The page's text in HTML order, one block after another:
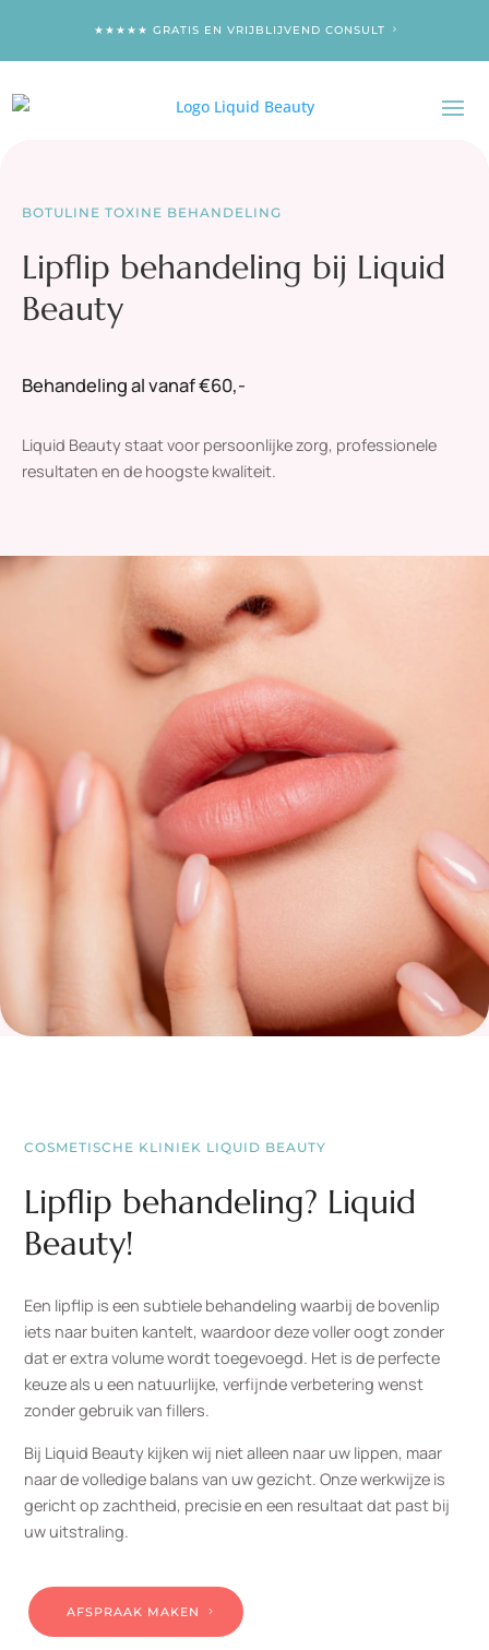
★★★★★ GRATIS EN VRIJBLIJVEND CONSULT
BOTULINE TOXINE BEHANDELING
Lipflip behandeling bij Liquid
Beauty
Behandeling al vanaf €60,-
Liquid Beauty staat voor persoonlijke zorg, professionele
resultaten en de hoogste kwaliteit.
COSMETISCHE KLINIEK LIQUID BEAUTY
Lipflip behandeling? Liquid
Beauty!
Een lipflip is een subtiele behandeling waarbij de bovenlip
iets naar buiten kantelt, waardoor deze voller oogt zonder
dat er extra volume wordt toegevoegd. Het is de perfecte
keuze als u een natuurlijke, verfijnde verbetering wenst
zonder gebruik van fillers.
Bij Liquid Beauty kijken wij niet alleen naar uw lippen, maar
naar de volledige balans van uw gezicht. Onze werkwijze is
gericht op zachtheid, precisie en een resultaat dat past bij
uw uitstraling.
AFSPRAAK MAKEN